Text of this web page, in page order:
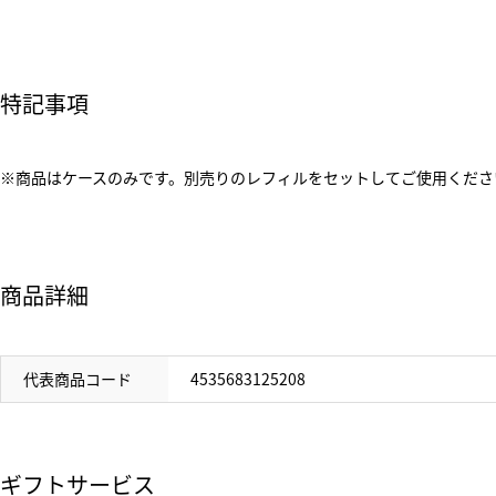
特記事項
※商品はケースのみです。別売りのレフィルをセットしてご使用くだ
商品詳細
代表商品コード 4535683125208
ギフトサービス